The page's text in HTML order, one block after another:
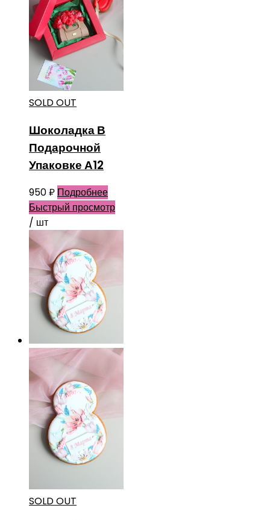
SOLD OUT
Шоколадка В
Подарочной
Упаковке А12
950₽ Подробнее
Быстрый просмотр
/ шт
SOLD OUT